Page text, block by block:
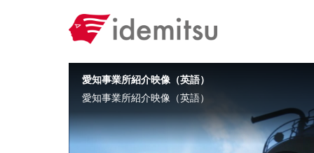
愛知事業所紹介映像（英語）
愛知事業所紹介映像（英語）